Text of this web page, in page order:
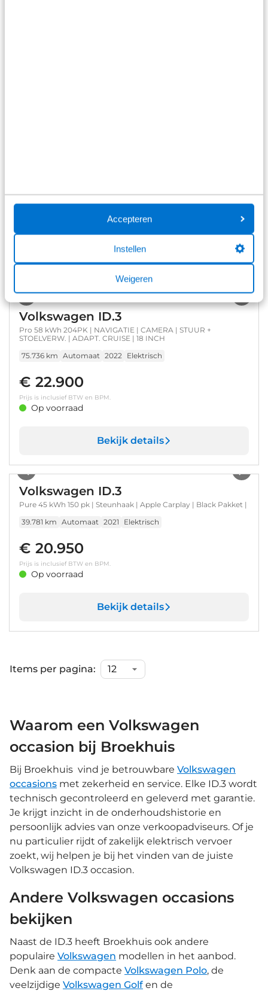
Accepteren
Instellen
Weigeren
€ 25.940
Prijs is inclusief BTW en BPM.
Op voorraad
Bekijk details
1/2
Volkswagen ID.3
Pro 58 kWh 204PK | NAVIGATIE | CAMERA | STUUR +
STOELVERW. | ADAPT. CRUISE | 18 INCH
75.736 km Automaat 2022 Elektrisch
€ 22.900
Prijs is inclusief BTW en BPM.
Op voorraad
Bekijk details
Volkswagen ID.3
Pure 45 kWh 150 pk | Steunhaak | Apple Carplay | Black Pakket |
39.781 km Automaat 2021 Elektrisch
€ 20.950
Prijs is inclusief BTW en BPM.
Op voorraad
Bekijk details
Items per pagina:
Waarom een Volkswagen
occasion bij Broekhuis
Bij Broekhuis vind je betrouwbare Volkswagen
occasions met zekerheid en service. Elke ID.3 wordt
technisch gecontroleerd en geleverd met garantie.
Je krijgt inzicht in de onderhoudshistorie en
persoonlijk advies van onze verkoopadviseurs. Of je
nu particulier rijdt of zakelijk elektrisch vervoer
zoekt, wij helpen je bij het vinden van de juiste
Volkswagen ID.3 occasion.
Andere Volkswagen occasions
bekijken
Naast de ID.3 heeft Broekhuis ook andere
populaire Volkswagen modellen in het aanbod.
Denk aan de compacte Volkswagen Polo, de
veelzijdige Volkswagen Golf en de